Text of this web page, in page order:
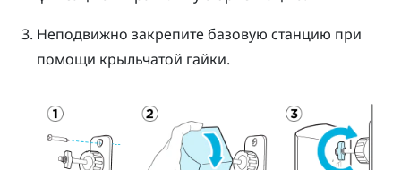
Неподвижно закрепите базовую станцию при
помощи крыльчатой гайки.